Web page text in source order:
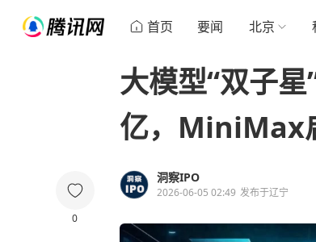
首页 要闻 北京
0
大模型“双子
亿，MiniMax
洞察IPO
2026-06-05 02:49 发布于辽宁